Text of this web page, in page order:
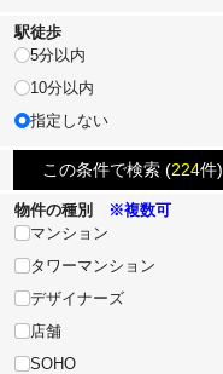
駅徒歩
5分以内
10分以内
指定しない
この条件で検索 (224件)
物件の種別
※複数可
マンション
タワーマンション
デザイナーズ
店舗
SOHO